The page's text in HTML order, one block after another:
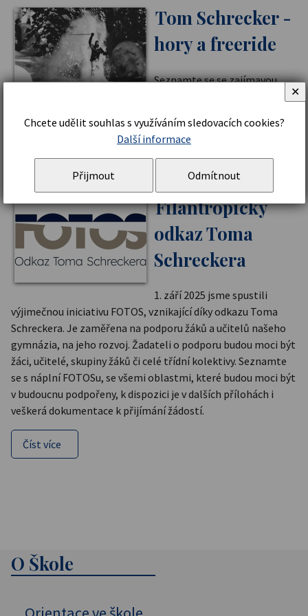
Tom Schrecker -
hory a freeride
Seznamte se se zajímavou
Filantropický
odkaz Toma
Schreckera
1. září 2025 jsme spustili
výjimečnou iniciativu FOTOS, vznikající díky odkazu Toma
Schreckera. Je zaměřena na podporu žáků a učitelů našeho
gymnázia, na jeho rozvoj. Žadateli o podporu budou moci být
žáci, učitelé, skupiny žáků či celé třídní kolektivy. Seznamte
se s náplní FOTOSu, se všemi oblastmi, které budou moci být
v budoucnu podpořeny, k dispozici je v dalších přílohách i
veškerá dokumentace k přijímání žádostí.
Číst více
O Škole
Chcete udělit souhlas s využíváním sledovacích cookies?
Další informace
Přijmout Odmítnout
✕